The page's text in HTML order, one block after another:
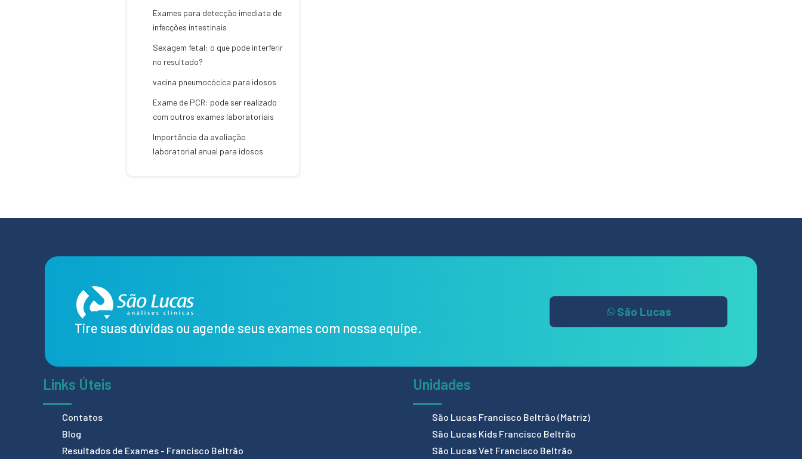
Exames para detecção imediata de
infecções intestinais
Sexagem fetal: o que pode interferir
no resultado?
vacina pneumocócica para idosos
Exame de PCR: pode ser realizado
com outros exames laboratoriais
Importância da avaliação
laboratorial anual para idosos
Tire suas dúvidas ou agende seus exames com nossa equipe.
São Lucas
Links Úteis
Contatos
Blog
Resultados de Exames - Francisco Beltrão
Unidades
São Lucas Francisco Beltrão (Matriz)
São Lucas Kids Francisco Beltrão
São Lucas Vet Francisco Beltrão